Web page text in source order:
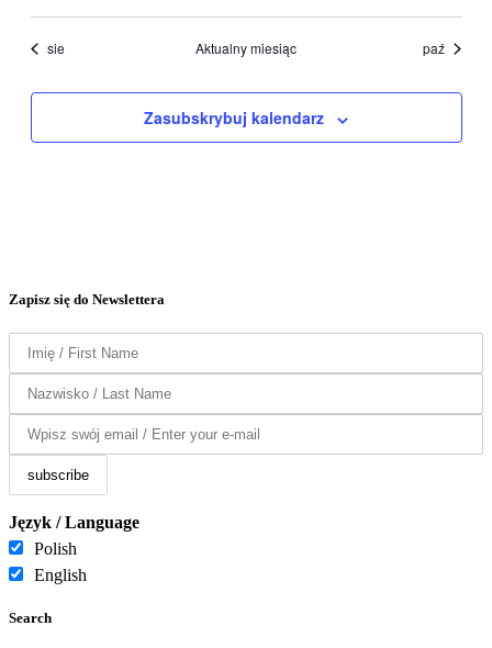
sie Aktualny miesiąc paź
Zasubskrybuj kalendarz
Zapisz się do Newslettera
Język / Language
Polish
English
Search